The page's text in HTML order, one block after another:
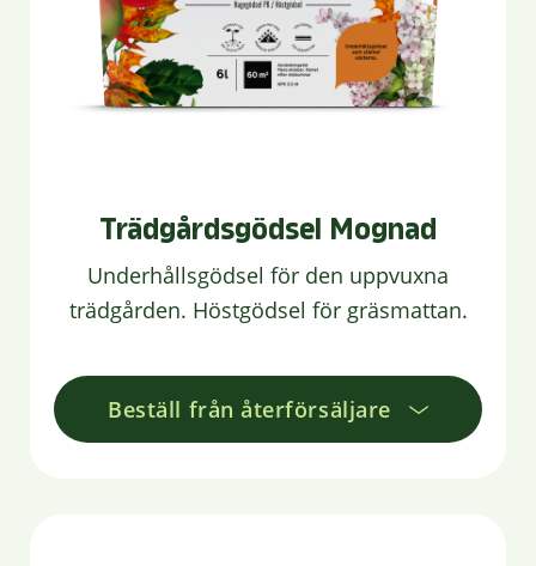
Trädgårdsgödsel Mognad
Underhållsgödsel för den uppvuxna
trädgården. Höstgödsel för gräsmattan.
Beställ från återförsäljare